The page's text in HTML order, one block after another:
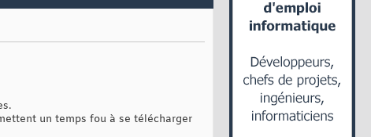
un temps fou à se télécharger